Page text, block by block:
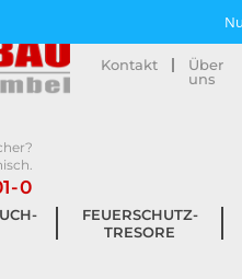
Kontakt
Über
uns
0
FEUERSCHUTZ­
TRESORE